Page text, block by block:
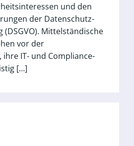
und den
der Datenschutz-
Mittelständische
vor der
IT- und Compliance-
[…]